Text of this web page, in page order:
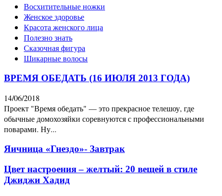
Восхитительные ножки
Женское здоровье
Красота женского лица
Полезно знать
Сказочная фигура
Шикарные волосы
ВРЕМЯ ОБЕДАТЬ (16 ИЮЛЯ 2013 ГОДА)
14/06/2018
Проект "Время обедать" — это прекрасное телешоу, где
обычные домохозяйки соревнуются с профессиональными
поварами. Ну...
Яичница «Гнездо»- Завтрак
Цвет настроения – желтый: 20 вещей в стиле
Джиджи Хадид